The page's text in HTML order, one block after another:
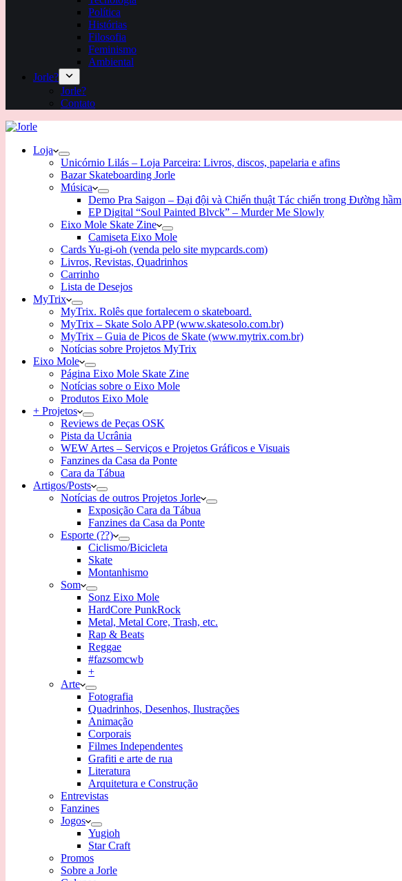
Política
Histórias
Filosofia
Feminismo
Ambiental
Jorle?
Jorle?
Contato
Loja
Unicórnio Lilás – Loja Parceira: Livros, discos, papelaria e afins
Bazar Skateboarding Jorle
Música
Demo Pra Saigon – Đại đội và Chiến thuật Tác chiến trong Đường hầm
EP Digital “Soul Painted Blvck” – Murder Me Slowly
Eixo Mole Skate Zine
Camiseta Eixo Mole
Cards Yu-gi-oh (venda pelo site mypcards.com)
Livros, Revistas, Quadrinhos
Carrinho
Lista de Desejos
MyTrix
MyTrix. Rolês que fortalecem o skateboard.
MyTrix – Skate Solo APP (www.skatesolo.com.br)
MyTrix – Guia de Picos de Skate (www.mytrix.com.br)
Notícias sobre Projetos MyTrix
Eixo Mole
Página Eixo Mole Skate Zine
Notícias sobre o Eixo Mole
Produtos Eixo Mole
+ Projetos
Reviews de Peças OSK
Pista da Ucrânia
WEW Artes – Serviços e Projetos Gráficos e Visuais
Fanzines da Casa da Ponte
Cara da Tábua
Artigos/Posts
Notícias de outros Projetos Jorle
Exposição Cara da Tábua
Fanzines da Casa da Ponte
Esporte (??)
Ciclismo/Bicicleta
Skate
Montanhismo
Som
Sonz Eixo Mole
HardCore PunkRock
Metal, Metal Core, Trash, etc.
Rap & Beats
Reggae
#fazsomcwb
+
Arte
Fotografia
Quadrinhos, Desenhos, Ilustrações
Animação
Corporais
Filmes Independentes
Grafiti e arte de rua
Literatura
Arquitetura e Construção
Entrevistas
Fanzines
Jogos
Yugioh
Star Craft
Promos
Sobre a Jorle